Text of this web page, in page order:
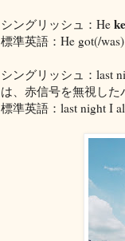
シングリッシュ：He
標準英語：He got(/
シングリッシュ：last
は、赤信号を無視した
標準英語：last night I